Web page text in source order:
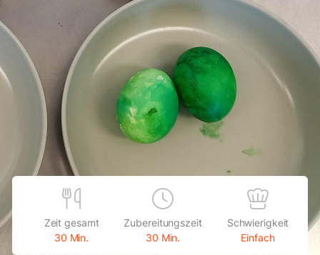
Zeit gesamt
30 Min.
Zubereitungszeit
30 Min.
Schwierigkeit
Einfach